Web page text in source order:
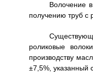
Волочение
получению труб с
роликовые
производству
±7,5%, указанный